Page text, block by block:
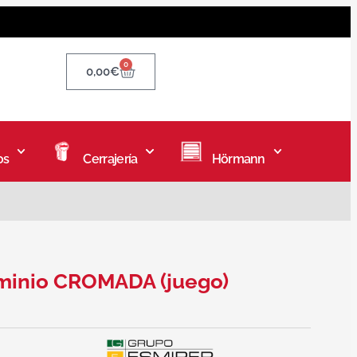
0,00€ 0
Cerrajería Hörmann
CROMADA (juego)